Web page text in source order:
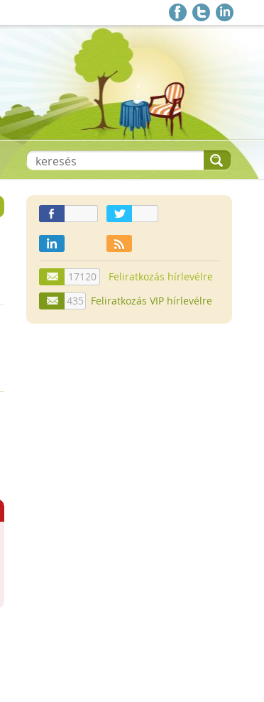
17120
Feliratkozás hírlevélre
435
Feliratkozás VIP hírlevélre